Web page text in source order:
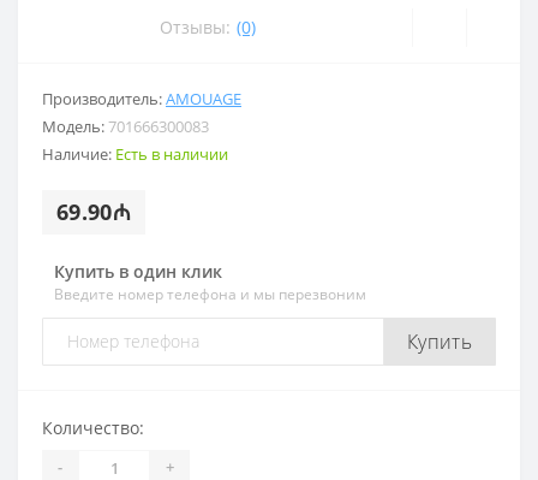
Отзывы: (0)
Производитель:AMOUAGE
Модель:701666300083
Наличие: Есть в наличии
69.90₼
Купить в один клик
Введите номер телефона и мы перезвоним
Купить
Количество:
- +